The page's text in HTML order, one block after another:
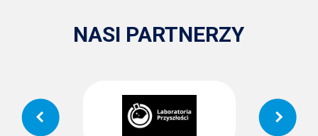
NASI PARTNERZY